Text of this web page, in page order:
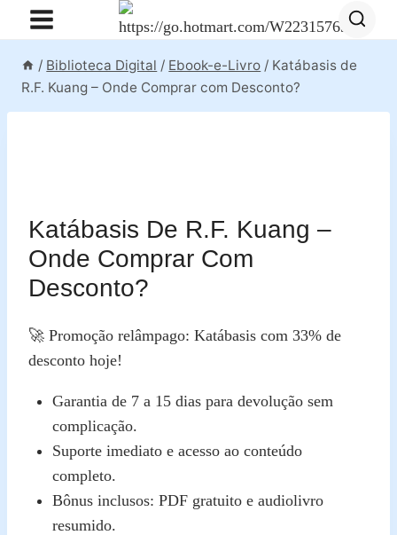
Pular
para
Conteúdo
/ Biblioteca Digital / Ebook-e-Livro / Katábasis de
R.F. Kuang – Onde Comprar com Desconto?
Katábasis De R.F. Kuang –
Onde Comprar Com
Desconto?
🚀 Promoção relâmpago: Katábasis com 33% de
desconto hoje!
Garantia de 7 a 15 dias para devolução sem
complicação.
Suporte imediato e acesso ao conteúdo
completo.
Bônus inclusos: PDF gratuito e audiolivro
resumido.